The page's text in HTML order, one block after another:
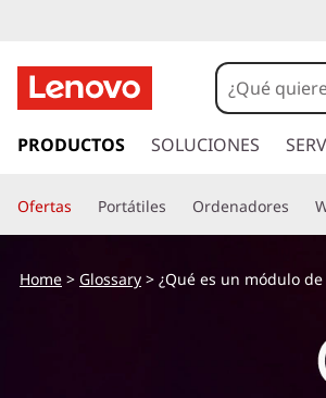
r
c
o
t
PRODUCTOS SOLUCIONES
Ofertas Portátiles Ordenadores
Home > Glossary > ¿Qué es un módulo